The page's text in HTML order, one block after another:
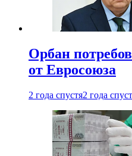
Орбан
от Евросоюза
2 года спустя2 года